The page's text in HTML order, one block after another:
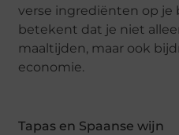
verse ingrediënten op je
betekent dat je niet
maaltijden, maar ook
economie.
Tapas en Spaanse wijn